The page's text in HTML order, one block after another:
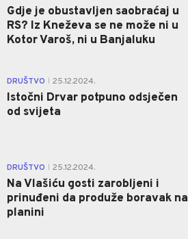
Gdje je obustavljen saobraćaj u
RS? Iz Kneževa se ne može ni u
Kotor Varoš, ni u Banjaluku
DRUŠTVO 25.12.2024.
Istočni Drvar potpuno odsječen
od svijeta
DRUŠTVO 25.12.2024.
Na Vlašiću gosti zarobljeni i
prinuđeni da produže boravak na
planini